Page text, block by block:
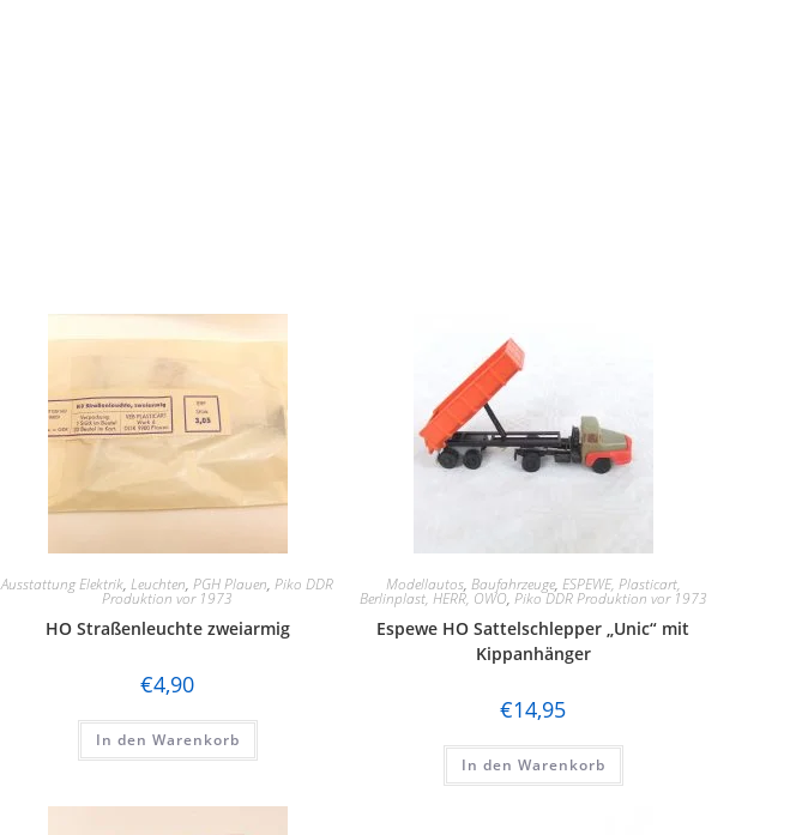
Ausstattung Elektrik, Leuchten, PGH Plauen, Piko DDR
Produktion vor 1973
HO Straßenleuchte zweiarmig
€4,90
In den Warenkorb
Modellautos, Baufahrzeuge, ESPEWE, Plasticart,
Berlinplast, HERR, OWO, Piko DDR Produktion vor 1973
Espewe HO Sattelschlepper „Unic“ mit
Kippanhänger
€14,95
In den Warenkorb